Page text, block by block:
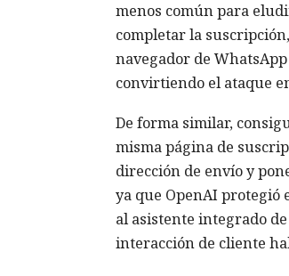
menos común para
completar la
navegador de
convirtiendo el ataque
De forma similar,
misma página de
dirección de envío y
ya que OpenAI protegió
al asistente integrado
interacción de cliente